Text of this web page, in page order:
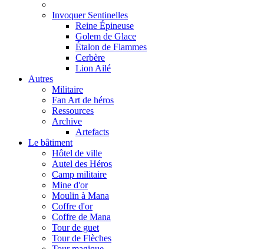
Invoquer Sentinelles
Reine Épineuse
Golem de Glace
Étalon de Flammes
Cerbère
Lion Ailé
Autres
Militaire
Fan Art de héros
Ressources
Archive
Artefacts
Le bâtiment
Hôtel de ville
Autel des Héros
Camp militaire
Mine d'or
Moulin à Mana
Coffre d'or
Coffre de Mana
Tour de guet
Tour de Flèches